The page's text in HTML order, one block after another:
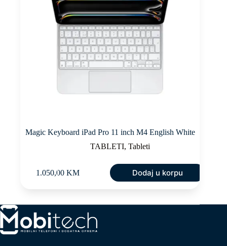
Magic Keyboard iPad Pro 11 inch M4 English White
TABLETI,Tableti
1.050,00 KM Dodaj u korpu